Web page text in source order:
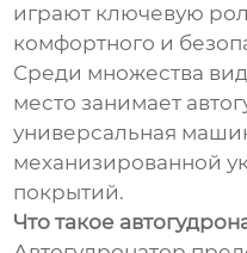
играют ключевую
комфортного и
Среди множества
место занимает
универсальная
механизированной
покрытий.
Что такое